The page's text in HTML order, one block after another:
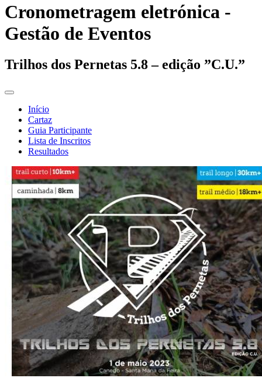
Cronometragem eletrónica -
Gestão de Eventos
Trilhos dos Pernetas 5.8 – edição ”C.U.”
Início
Cartaz
Guia Participante
Lista de Inscritos
Resultados